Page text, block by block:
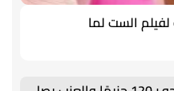
لفيلم الست لما